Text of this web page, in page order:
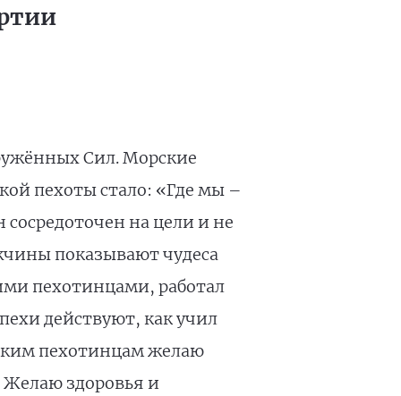
Сил. Морские
пехоты стало: «Где мы –
на цели и не
показывают чудеса
пехотинцами, работал
действуют, как учил
пехотинцам желаю
Желаю здоровья и